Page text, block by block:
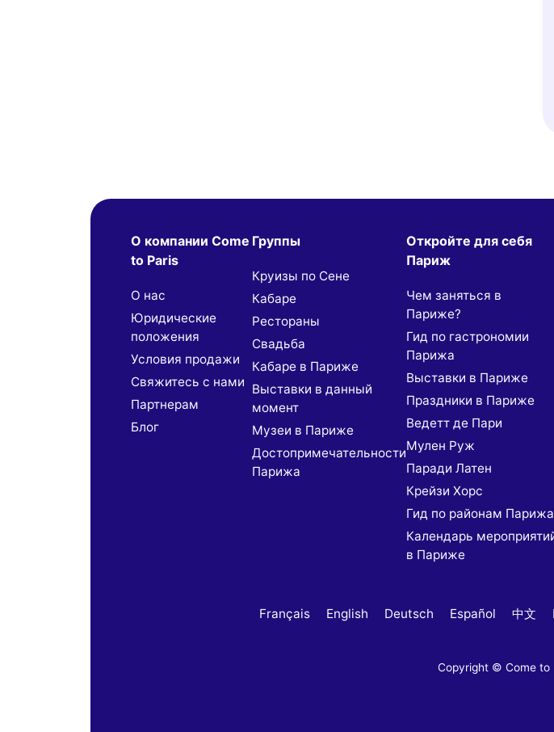
О компании Come
to Paris
О нас
Юридические
положения
Условия продажи
Свяжитесь с нами
Партнерaм
Блог
Группы
Круизы по Сене
Кабаре
Рестораны
Свадьба
Кабаре в Париже
Выставки в данный
момент
Музеи в Париже
Достопримечательности
Парижа
Откройте для себя
Париж
Чем заняться в
Париже?
Гид по гастрономии
Парижа
Выставки в Париже
Праздники в Париже
Ведетт де Пари
Мулен Руж
Паради Латен
Крейзи Хорс
Гид по районам Парижа
Календарь
в Париже
Français English Deutsch Español 中文
Copyright © Come to